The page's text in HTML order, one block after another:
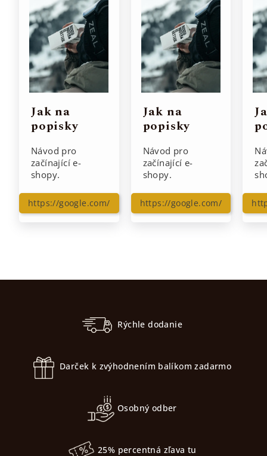
Jak na
popisky
Návod pro
začínající e-
shopy.
https://google.com/
Jak na
popisky
Návod pro
začínající e-
shopy.
https://google.com/
Rýchle dodanie
Darček k zvýhodnením balíkom zadarmo
Osobný odber
25% percentná zľava tu